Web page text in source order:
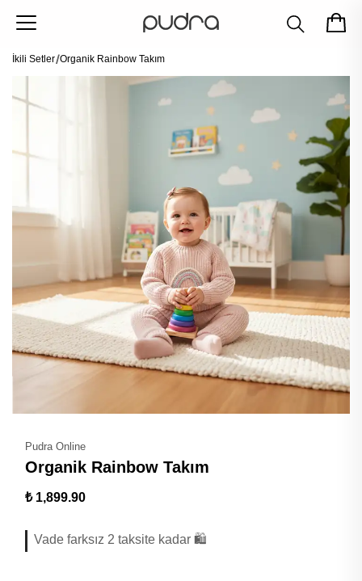
İkili Setler Organik Rainbow Takım
Pudra Online
Organik Rainbow Takım
₺ 1,899.90
Vade farksız 2 taksite kadar 🛍️